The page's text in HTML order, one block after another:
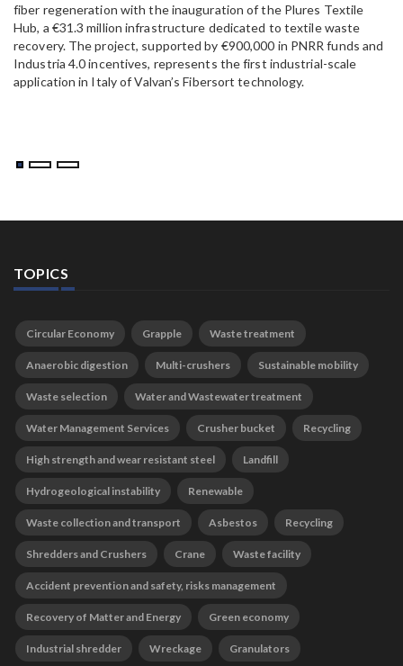
fiber regeneration with the inauguration of the Plures Textile
Hub, a €31.3 million infrastructure dedicated to textile waste
recovery. The project, supported by €900,000 in PNRR funds and
Industria 4.0 incentives, represents the first industrial-scale
application in Italy of Valvan’s Fibersort technology.
TOPICS
Circular Economy Grapple Waste treatment
Anaerobic digestion Multi-crushers Sustainable mobility
Waste selection Water and Wastewater treatment
Water Management Services Crusher bucket Recycling
High strength and wear resistant steel Landfill
Hydrogeological instability Renewable
Waste collection and transport Asbestos Recycling
Shredders and Crushers Crane Waste facility
Accident prevention and safety, risks management
Recovery of Matter and Energy Green economy
Industrial shredder Wreckage Granulators